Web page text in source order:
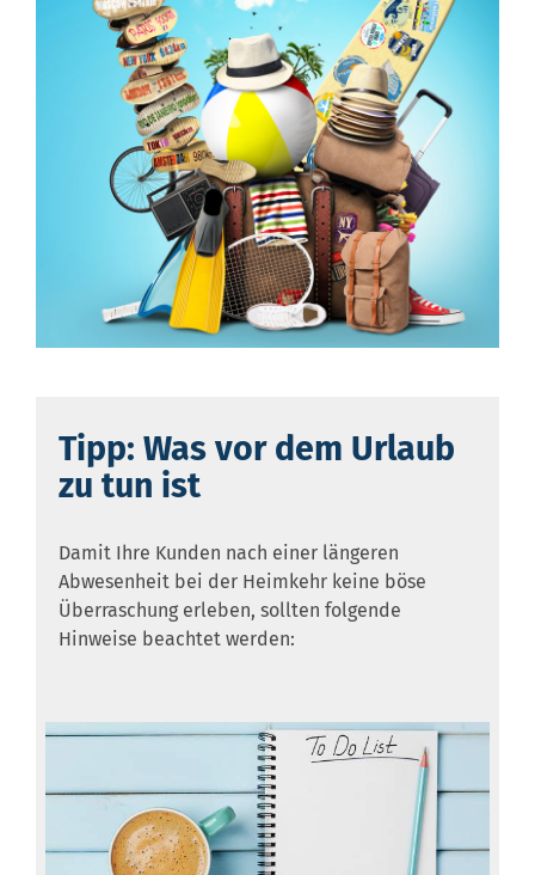
Tipp: Was vor dem Urlaub
zu tun ist
Damit Ihre Kunden nach einer längeren
Abwesenheit bei der Heimkehr keine böse
Überraschung erleben, sollten folgende
Hinweise beachtet werden: